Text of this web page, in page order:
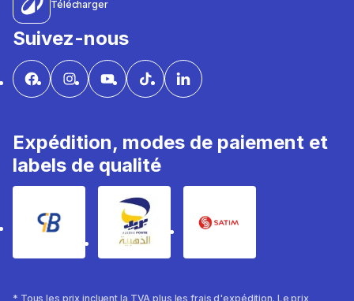
Télécharger
Suivez-nous
Expédition, modes de paiement et
labels de qualité
* Tous les prix incluent la TVA plus les frais d'expédition. Le prix